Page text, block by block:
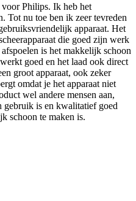
Philips. Ik heb het
Tot nu toe ben ik zeer tevreden
apparaat. Het
die goed zijn werk
is het makkelijk schoon
goed en het laad ook direct
groot apparaat, ook zeker
omdat je het apparaat niet
wel andere mensen aan,
gebruik is en kwalitatief goed
schoon te maken is.